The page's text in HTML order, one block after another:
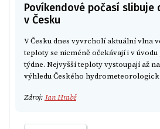
Povíkendové počasí slibuje
v Česku
V Česku dnes vyvrcholí aktuální vlna
teploty se nicméně očekávají i v
týdne. Nejvyšší teploty vystoupají až
výhledu Českého
Zdroj: Jan Hrabě